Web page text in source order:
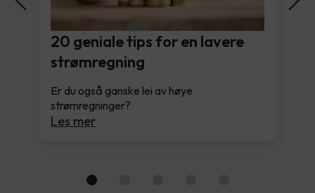
20 geniale tips for en lavere
strømregning
Er du også ganske lei av høye
strømregninger?
Les mer